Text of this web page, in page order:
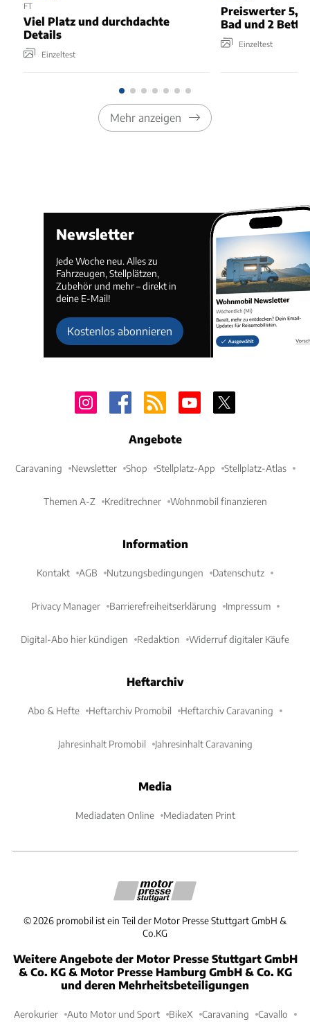
FT
Viel Platz und durchdachte
Details
Einzeltest
Preiswerter
Bad und 2
Einzeltest
Mehr anzeigen
Newsletter
Jede Woche neu. Alles zu
Fahrzeugen, Stellplätzen,
Zubehör und mehr – direkt in
deine E-Mail!
Kostenlos abonnieren
Angebote
Caravaning Newsletter Shop Stellplatz-App Stellplatz-Atlas
Themen A-Z Kreditrechner Wohnmobil finanzieren
Information
Kontakt AGB Nutzungsbedingungen Datenschutz
Privacy Manager Barrierefreiheitserklärung Impressum
Digital-Abo hier kündigen Redaktion Widerruf digitaler Käufe
Heftarchiv
Abo & Hefte Heftarchiv Promobil Heftarchiv Caravaning
Jahresinhalt Promobil Jahresinhalt Caravaning
Media
Mediadaten Online Mediadaten Print
©2026 promobil ist ein Teil der Motor Presse Stuttgart GmbH &
Co.KG
Weitere Angebote der Motor Presse Stuttgart GmbH
& Co. KG & Motor Presse Hamburg GmbH & Co. KG
und deren Mehrheitsbeteiligungen
Aerokurier Auto Motor und Sport BikeX Caravaning Cavallo